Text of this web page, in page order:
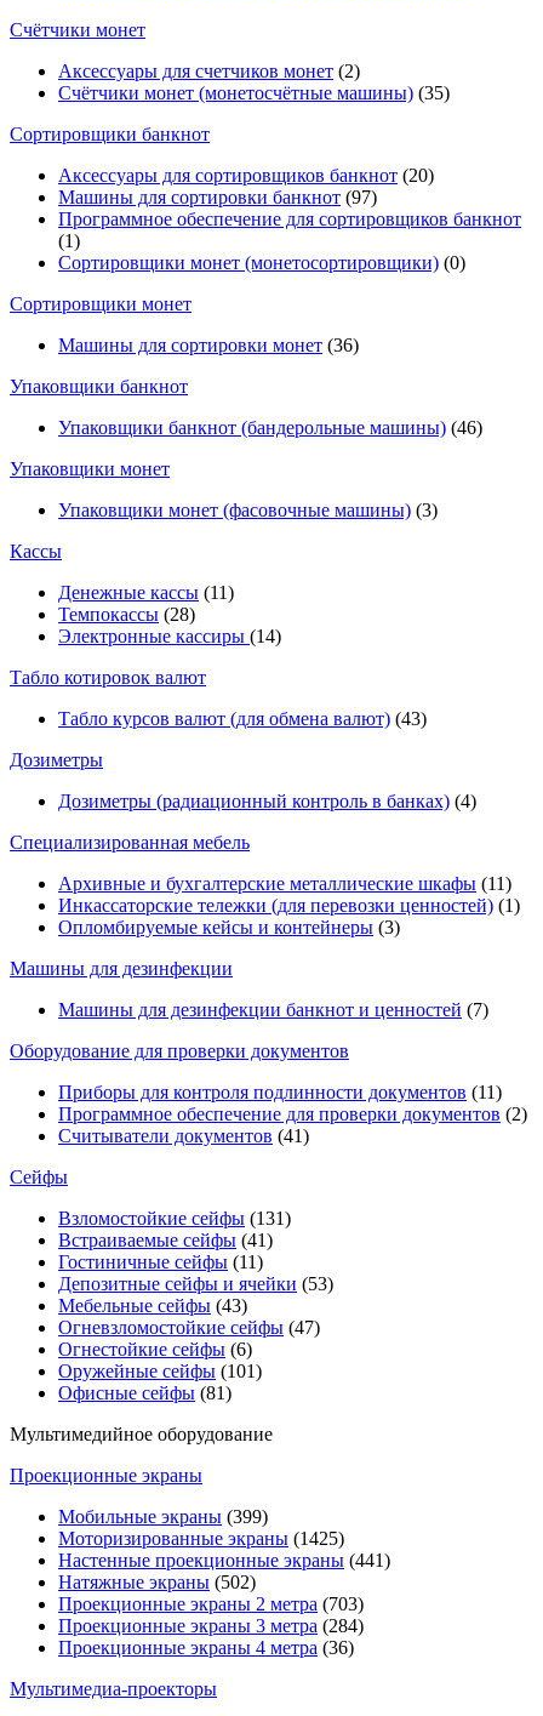
Счётчики монет
Аксессуары для счетчиков монет (2)
Счётчики монет (монетосчётные машины) (35)
Cортировщики банкнот
Аксессуары для сортировщиков банкнот (20)
Машины для сортировки банкнот (97)
Программное обеспечение для сортировщиков банкнот
(1)
Сортировщики монет (монетосортировщики) (0)
Сортировщики монет
Машины для сортировки монет (36)
Упаковщики банкнот
Упаковщики банкнот (бандерольные машины) (46)
Упаковщики монет
Упаковщики монет (фасовочные машины) (3)
Кассы
Денежные кассы (11)
Темпокассы (28)
Электронные кассиры (14)
Табло котировок валют
Табло курсов валют (для обмена валют) (43)
Дозиметры
Дозиметры (радиационный контроль в банках) (4)
Специализированная мебель
Архивные и бухгалтерские металлические шкафы (11)
Инкассаторские тележки (для перевозки ценностей) (1)
Опломбируемые кейсы и контейнеры (3)
Машины для дезинфекции
Машины для дезинфекции банкнот и ценностей (7)
Оборудование для проверки документов
Приборы для контроля подлинности документов (11)
Программное обеспечение для проверки документов (2)
Считыватели документов (41)
Сейфы
Взломостойкие сейфы (131)
Встраиваемые сейфы (41)
Гостиничные сейфы (11)
Депозитные сейфы и ячейки (53)
Мебельные сейфы (43)
Огневзломостойкие сейфы (47)
Огнестойкие сейфы (6)
Оружейные сейфы (101)
Офисные сейфы (81)
Мультимедийное оборудование
Проекционные экраны
Мобильные экраны (399)
Моторизированные экраны (1425)
Настенные проекционные экраны (441)
Натяжные экраны (502)
Проекционные экраны 2 метра (703)
Проекционные экраны 3 метра (284)
Проекционные экраны 4 метра (36)
Мультимедиa-проекторы